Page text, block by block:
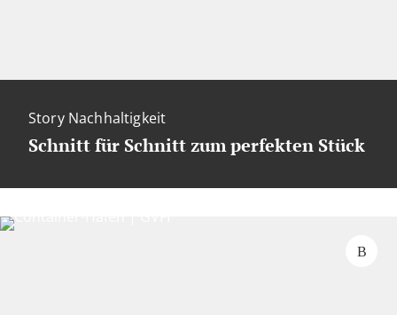
Story Nachhaltigkeit
Schnitt für Schnitt zum perfekten Stück